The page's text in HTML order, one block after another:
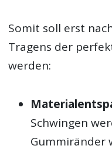
Somit soll erst
Tragens der
werden:
Schwingen
Gummiränder